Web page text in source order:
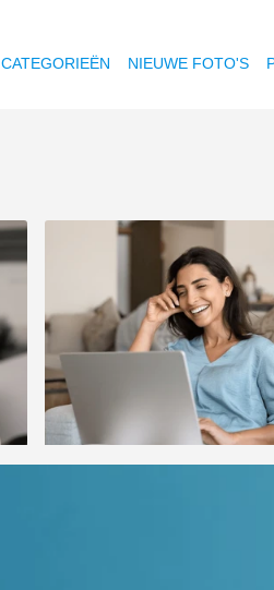
CATEGORIEËN NIEUWE FOTO'S